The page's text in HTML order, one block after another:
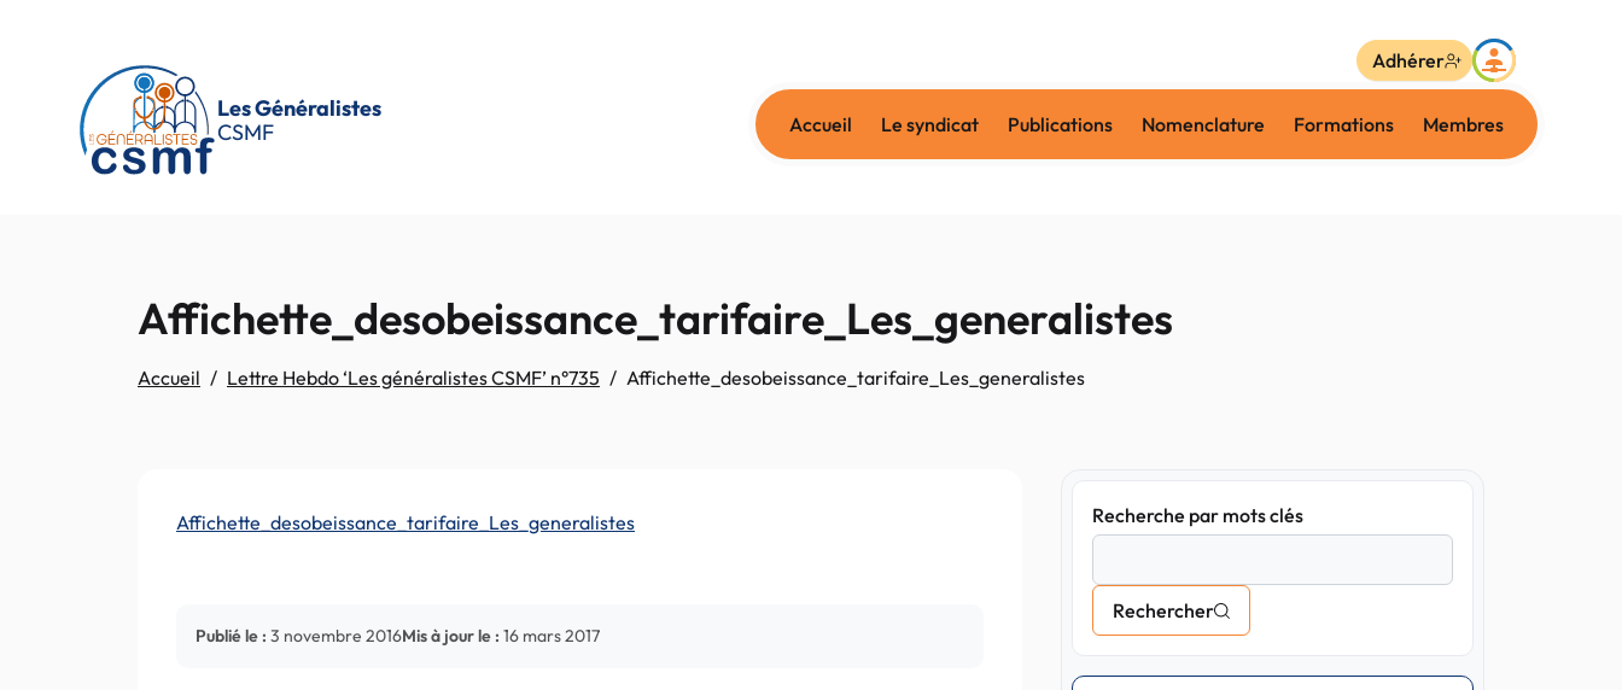
Les Généralistes
CSMF
Accueil Le syndicat Publications Nomenclature Formations Membres
Adhérer
Affichette_desobeissance_tarifaire_Les_generalistes
Accueil Lettre Hebdo ‘Les généralistes CSMF’ n°735 Affichette_desobeissance_tarifaire_Les_generalistes
Affichette_desobeissance_tarifaire_Les_generalistes
Publié le : 3 novembre 2016Mis à jour le : 16 mars 2017
Recherche par mots clés
Rechercher